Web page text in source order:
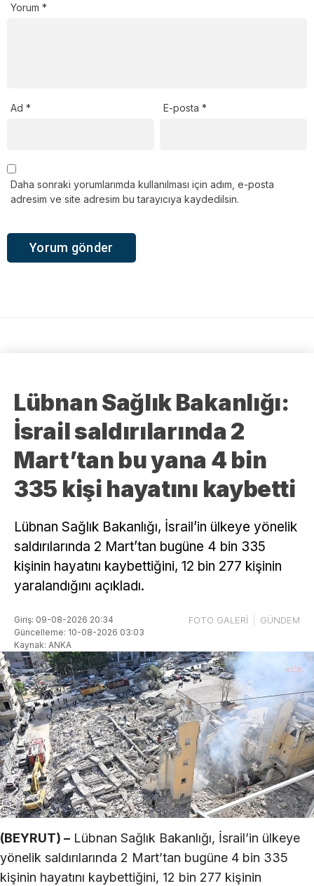
Yorum *
Ad * E-posta*
Daha sonraki yorumlarımda kullanılması için adım, e-posta
adresim ve site adresim bu tarayıcıya kaydedilsin.
Lübnan Sağlık Bakanlığı:
İsrail saldırılarında 2
Mart’tan bu yana 4 bin
335 kişi hayatını kaybetti
Lübnan Sağlık Bakanlığı, İsrail’in ülkeye yönelik
saldırılarında 2 Mart’tan bugüne 4 bin 335
kişinin hayatını kaybettiğini, 12 bin 277 kişinin
yaralandığını açıkladı.
Giriş: 09-08-2026 20:34
Güncelleme: 10-08-2026 03:03
Kaynak: ANKA
FOTO GALERİ GÜNDEM
(BEYRUT) – Lübnan Sağlık Bakanlığı, İsrail’in ülkeye
yönelik saldırılarında 2 Mart’tan bugüne 4 bin 335
kişinin hayatını kaybettiğini, 12 bin 277 kişinin